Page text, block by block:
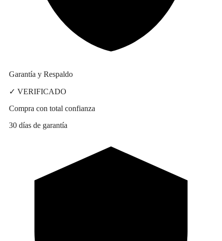
Garantía y Respaldo
✓ VERIFICADO
Compra con total confianza
30 días de garantía